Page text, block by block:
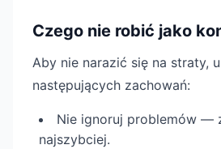
Czego nie robić jako
Aby nie narazić się na straty,
następujących zachowań:
Nie ignoruj problemów —
najszybciej.